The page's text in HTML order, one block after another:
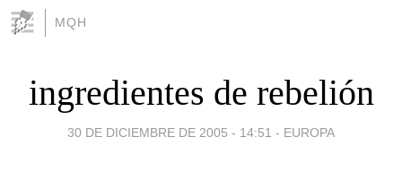
MQH
ingredientes de rebelión
30 DE DICIEMBRE DE 2005 - 14:51 - EUROPA